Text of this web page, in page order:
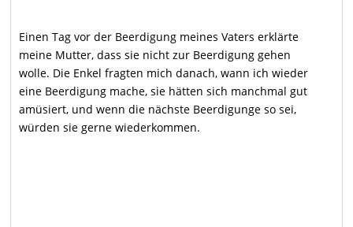
Einen Tag vor der Beerdigung meines Vaters erklärte
meine Mutter, dass sie nicht zur Beerdigung gehen
wolle. Die Enkel fragten mich danach, wann ich wieder
eine Beerdigung mache, sie hätten sich manchmal gut
amüsiert, und wenn die nächste Beerdigunge so sei,
würden sie gerne wiederkommen.